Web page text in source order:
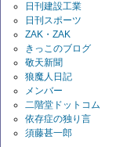
日刊建設工業
日刊スポーツ
ZAK・ZAK
きっこのブログ
敬天新聞
狼魔人日記
メンバー
二階堂ドットコム
依存症の独り言
須藤甚一郎